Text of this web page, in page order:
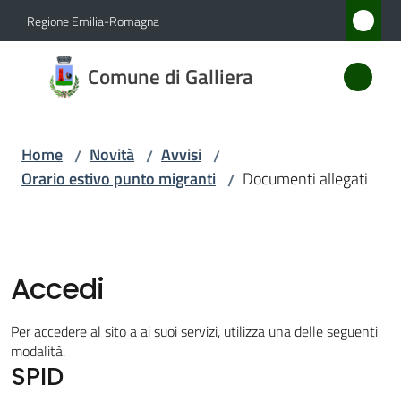
Vai al contenuto
Vai alla navigazione
Vai al footer
Regione Emilia-Romagna
Comune di Galliera
Comune
di
Amministrazione
Servizi
Vivere
Galliera
Home / Novità / Avvisi /
Orario estivo punto migranti / Documenti allegati
Accedi
Per accedere al sito a ai suoi servizi, utilizza una delle seguenti
modalità.
SPID